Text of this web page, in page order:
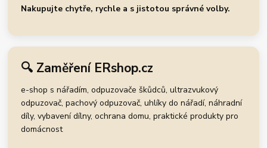
Nakupujte chytře, rychle a s jistotou správné volby.
🔍 Zaměření ERshop.cz
e-shop s nářadím, odpuzovače škůdců, ultrazvukový
odpuzovač, pachový odpuzovač, uhlíky do nářadí, náhradní
díly, vybavení dílny, ochrana domu, praktické produkty pro
domácnost